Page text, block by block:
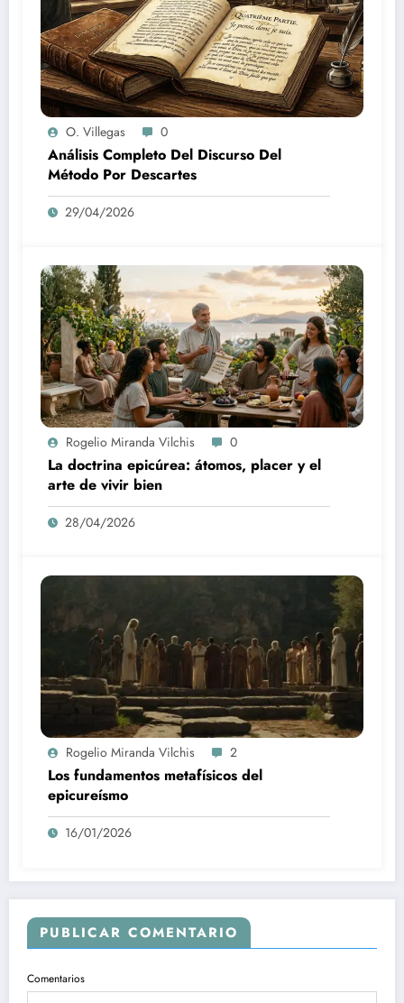
O. Villegas 0
Análisis Completo Del Discurso Del
Método Por Descartes
29/04/2026
Rogelio Miranda Vilchis 0
La doctrina epicúrea: átomos, placer y el
arte de vivir bien
28/04/2026
Rogelio Miranda Vilchis 2
Los fundamentos metafísicos del
epicureísmo
16/01/2026
PUBLICAR COMENTARIO
Comentarios